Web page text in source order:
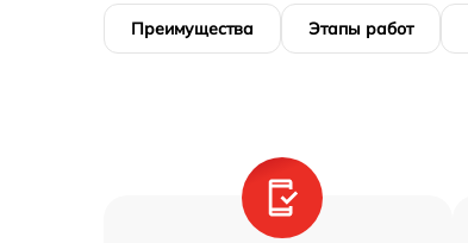
Преимущества Этапы работ